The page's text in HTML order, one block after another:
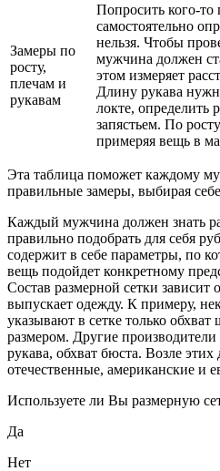
Замеры по
росту,
плечам и
рукавам
Попросить кого-то
самостоятельно
нельзя. Чтобы
мужчина должен
этом измеряет
Длину рукава
локте, определить
запястьем. По
примеряя вещь в
Эта таблица поможет каждому
правильные замеры, выбирая
Каждый мужчина должен знать
правильно подобрать для себя
содержит в себе параметры, по
вещь подойдет конкретному
Состав размерной сетки зависит
выпускает одежду. К примеру,
указывают в сетке только
размером. Другие
рукава, обхват бюста. Возле
отечественные, американские и
Используете ли Вы размерную
Да
Нет